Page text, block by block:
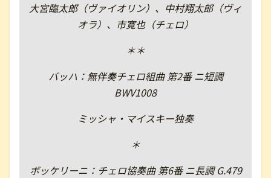
大宮臨太郎（ヴァイオリン）、中村翔太郎（ヴィ
オラ）、市寛也（チェロ）
＊＊
バッハ：無伴奏チェロ組曲 第2番 ニ短調
BWV1008
ミッシャ・マイスキー独奏
＊
ボッケリーニ：チェロ協奏曲 第6番 ニ長調 G.479